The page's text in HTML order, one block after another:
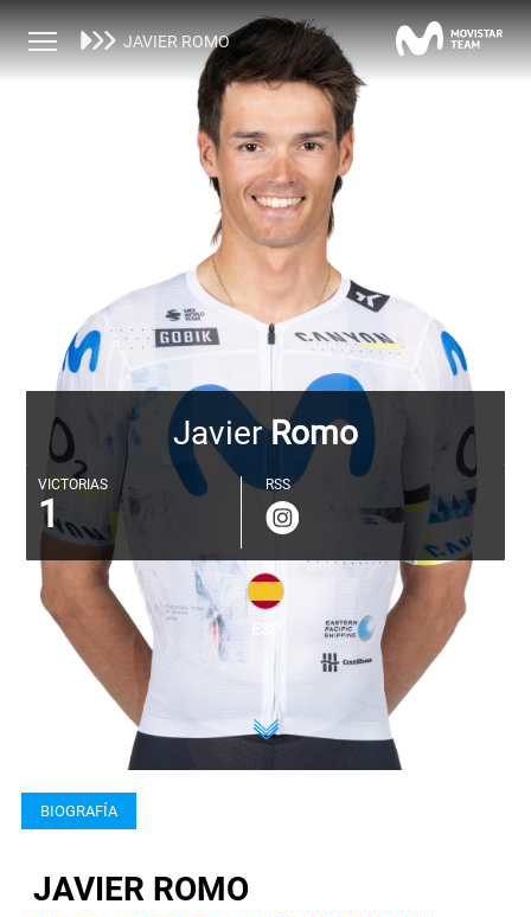
EQUIPO MASCULINO
CORREDORES
JAVIER ROMO
JavierRomo
VICTORIAS
1
RSS
BIOGRAFÍA
JAVIER ROMO